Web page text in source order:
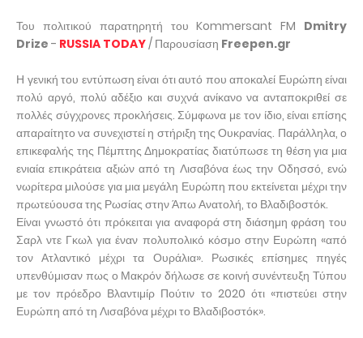
Του πολιτικού παρατηρητή του Kommersant FM Dmitry
Drize - RUSSIA TODAY/ Παρουσίαση Freepen.gr
Η γενική του εντύπωση είναι ότι αυτό που αποκαλεί Ευρώπη είναι
πολύ αργό, πολύ αδέξιο και συχνά ανίκανο να ανταποκριθεί σε
πολλές σύγχρονες προκλήσεις. Σύμφωνα με τον ίδιο, είναι επίσης
απαραίτητο να συνεχιστεί η στήριξη της Ουκρανίας. Παράλληλα, ο
επικεφαλής της Πέμπτης Δημοκρατίας διατύπωσε τη θέση για μια
ενιαία επικράτεια αξιών από τη Λισαβόνα έως την Οδησσό, ενώ
νωρίτερα μιλούσε για μια μεγάλη Ευρώπη που εκτείνεται μέχρι την
πρωτεύουσα της Ρωσίας στην Άπω Ανατολή, το Βλαδιβοστόκ.
Είναι γνωστό ότι πρόκειται για αναφορά στη διάσημη φράση του
Σαρλ ντε Γκωλ για έναν πολυπολικό κόσμο στην Ευρώπη «από
τον Ατλαντικό μέχρι τα Ουράλια». Ρωσικές επίσημες πηγές
υπενθύμισαν πως ο Μακρόν δήλωσε σε κοινή συνέντευξη Τύπου
με τον πρόεδρο Βλαντιμίρ Πούτιν το 2020 ότι «πιστεύει στην
Ευρώπη από τη Λισαβόνα μέχρι το Βλαδιβοστόκ».